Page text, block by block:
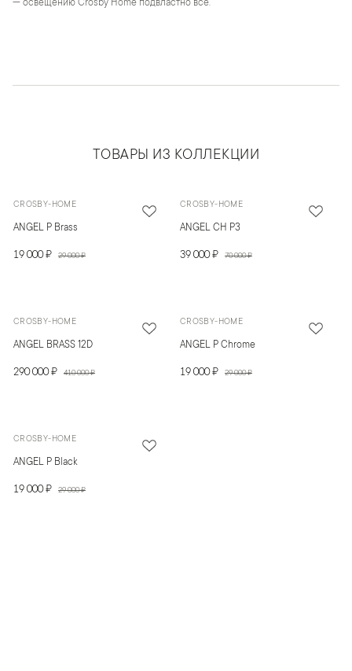
— освещению Crosby Home подвластно всё.
ТОВАРЫ ИЗ КОЛЛЕКЦИИ
CROSBY-HOME
ANGEL P Brass
19 000 ₽ 29 000 ₽
CROSBY-HOME
ANGEL CH P3
39 000 ₽ 70 000 ₽
CROSBY-HOME
ANGEL BRASS 12D
290 000 ₽ 410 000 ₽
CROSBY-HOME
ANGEL P Chrome
19 000 ₽ 29 000 ₽
CROSBY-HOME
ANGEL P Black
19 000 ₽ 29 000 ₽